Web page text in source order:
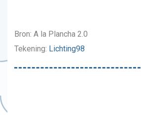
Bron: A la Plancha 2.0
Tekening: Lichting98